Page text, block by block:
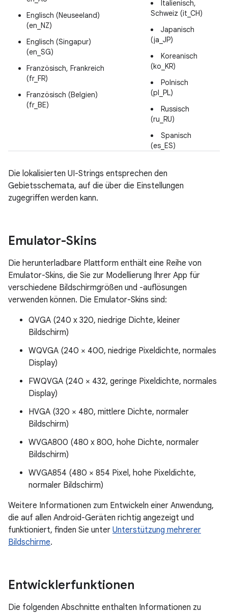
Englisch (Neuseeland)
(en_NZ)
Englisch (Singapur)
(en_SG)
Französisch, Frankreich
(fr_FR)
Französisch (Belgien)
(fr_BE)
Italienisch,
Schweiz (it_CH)
Japanisch
(ja_JP)
Koreanisch
(ko_KR)
Polnisch
(pl_PL)
Russisch
(ru_RU)
Spanisch
(es_ES)
Die lokalisierten UI-Strings entsprechen den
Gebietsschemata, auf die über die Einstellungen
zugegriffen werden kann.
Emulator-Skins
Die herunterladbare Plattform enthält eine Reihe von
Emulator-Skins, die Sie zur Modellierung Ihrer App für
verschiedene Bildschirmgrößen und -auflösungen
verwenden können. Die Emulator-Skins sind:
QVGA (240 x 320, niedrige Dichte, kleiner
Bildschirm)
WQVGA (240 × 400, niedrige Pixeldichte, normales
Display)
FWQVGA (240 × 432, geringe Pixeldichte, normales
Display)
HVGA (320 × 480, mittlere Dichte, normaler
Bildschirm)
WVGA800 (480 x 800, hohe Dichte, normaler
Bildschirm)
WVGA854 (480 × 854 Pixel, hohe Pixeldichte,
normaler Bildschirm)
Weitere Informationen zum Entwickeln einer Anwendung,
die auf allen Android-Geräten richtig angezeigt und
funktioniert, finden Sie unter Unterstützung mehrerer
Bildschirme.
Entwicklerfunktionen
Die folgenden Abschnitte enthalten Informationen zu